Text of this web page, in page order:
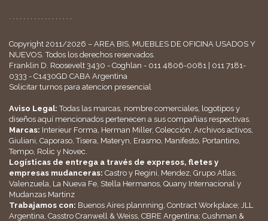
. . . . . . . . . . . . . . . . . .
Copyright 2011/2026 – AREA BIS, MUEBLES DE OFICINA USADOS Y
NUEVOS. Todos los derechos reservados.
Franklin D. Roosevelt 3430 - Coghlan - 011 4806-0081 | 011 7181-
0333 - C1430GD CABA Argentina
Solicitar turnos para atencion presencial
Aviso Legal: Todas las marcas, nombre comerciales, logotipos y
diseños aquí mencionados pertenecen a sus compañias respectivas.
Marcas: Interieur Forma, Herman Miller, Colección, Archivos activos,
Giuliani, Caporaso, Tisera, Materyn, Erasmo, Manifesto, Portantino,
Tempo, Rolic y Novec.
Logísticas de entrega a través de expresos, fletes y
empresas mudanceras: Castro y Regini, Mendez, Grupo Atlas,
Valenzuela, La Nueva Fe, Stella Hermanos, Quany Internacional y
Mudanzas Martinz
Trabajamos con: Buenos Aires plannning, Contract Workplace; JLL
Argentina, Casstro Cranwell & Weiss, CBRE Argentina; Cushman &